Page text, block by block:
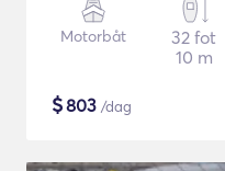
Motorbåt
32 fot
10 m
$803 /dag